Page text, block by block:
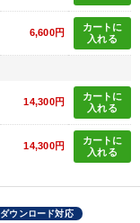
6,600円
カートに
入れる
14,300円
カートに
入れる
14,300円
カートに
入れる
ダウンロード対応